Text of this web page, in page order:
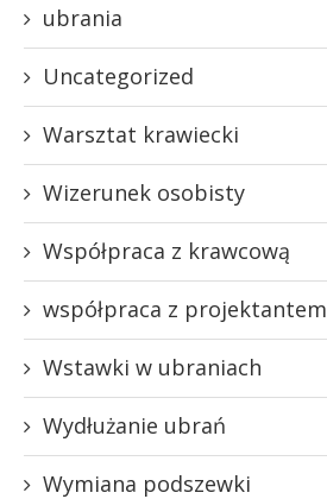
ubrania
Uncategorized
Warsztat krawiecki
Wizerunek osobisty
Współpraca z krawcową
współpraca z projektantem
Wstawki w ubraniach
Wydłużanie ubrań
Wymiana podszewki